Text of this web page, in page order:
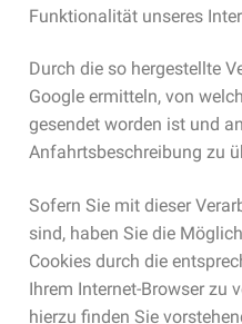
Funktionalität unseres
Durch die so hergestellte
Google ermitteln, von
gesendet worden ist und
Anfahrtsbeschreibung zu
Sofern Sie mit dieser
sind, haben Sie die
Cookies durch die
Ihrem Internet-Browser zu
hierzu finden Sie